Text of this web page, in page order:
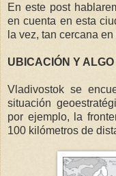
En este post
en cuenta en esta
la vez, tan cercana
UBICACIÓN Y
Vladivostok se
situación
por ejemplo, la
100 kilómetros de